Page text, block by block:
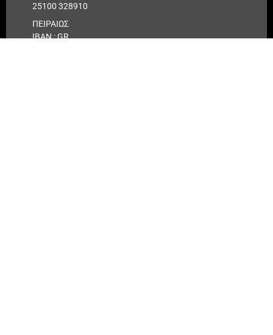
25100 328910
ΠΕΙΡΑΙΩΣ
IBAN : GR